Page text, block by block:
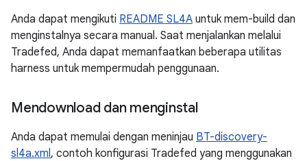
Anda dapat mengikuti README SL4A untuk mem-build dan
menginstalnya secara manual. Saat menjalankan melalui
Tradefed, Anda dapat memanfaatkan beberapa utilitas
harness untuk mempermudah penggunaan.
Mendownload dan menginstal
Anda dapat memulai dengan meninjau BT-discovery-
sl4a.xml, contoh konfigurasi Tradefed yang menggunakan